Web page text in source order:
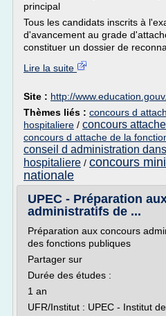
principal
Tous les candidats inscrits à
d'avancement au grade
constituer un dossier de
Lire la suite
Site : http://
Thèmes liés : concours d
hospitaliere / concours
concours d attache de la
conseil d administration
hospitaliere / concours
nationale
UPEC - Préparation
administratifs de ...
Préparation aux concours
des fonctions publiques
Partager sur
Durée des études :
1 an
UFR/Institut : UPEC - Institut